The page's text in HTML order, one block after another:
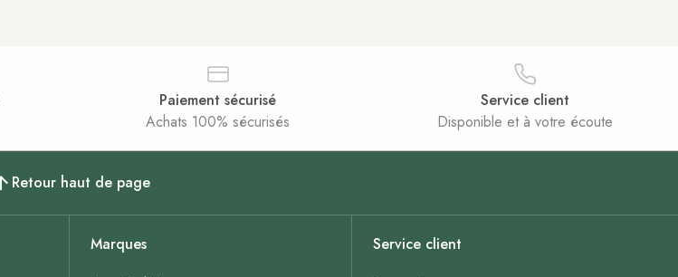
Paiement sécurisé
Achats 100% sécurisés
Service client
Disponible et à votre écoute
Retour haut de page
Marques Service client